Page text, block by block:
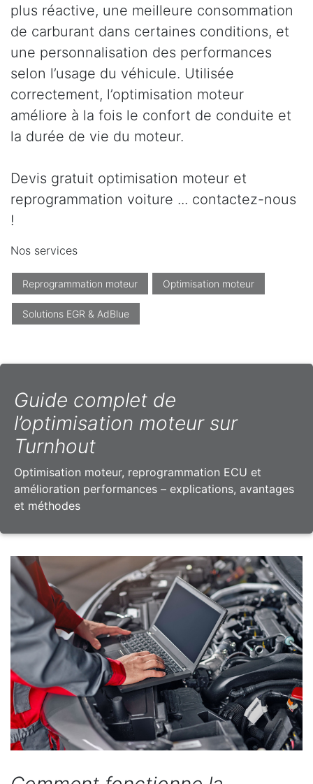
plus réactive, une meilleure consommation
de carburant dans certaines conditions, et
une personnalisation des performances
selon l’usage du véhicule. Utilisée
correctement, l’optimisation moteur
améliore à la fois le confort de conduite et
la durée de vie du moteur.
Devis gratuit optimisation moteur et
reprogrammation voiture ... contactez-nous
!
Nos services
Reprogrammation moteur Optimisation moteur
Solutions EGR & AdBlue
Guide complet de
l’optimisation moteur sur
Turnhout
Optimisation moteur, reprogrammation ECU et
amélioration performances – explications, avantages
et méthodes